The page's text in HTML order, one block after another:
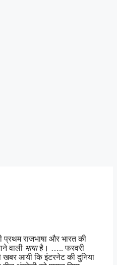
प्रथम राजभाषा और भारत की
वाली भाषाहै। ….. फरवरी
आयी कि इंटरनेट की दुनिया